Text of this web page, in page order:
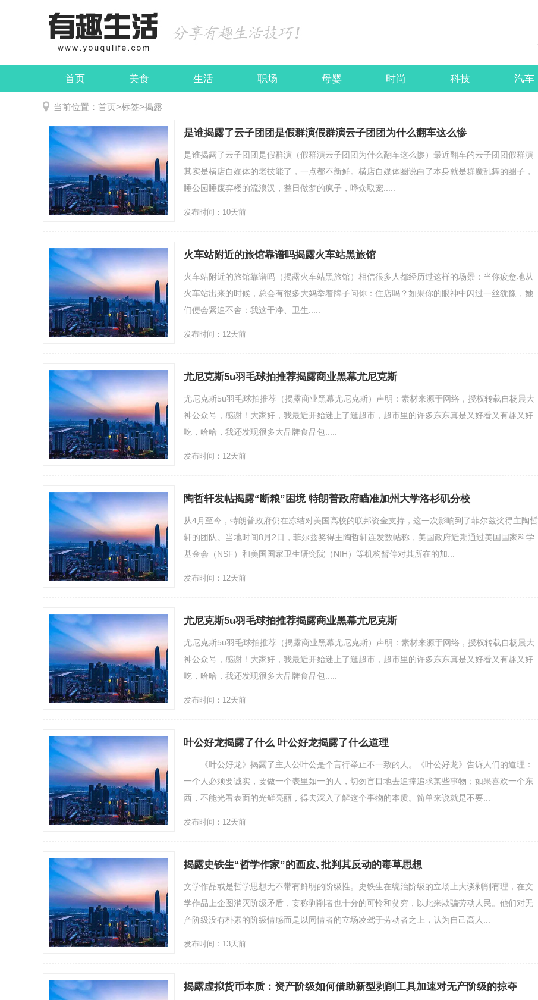
首页 美食 生活 职场 母婴 时尚 科技 汽车
娱乐 民俗
当前位置： 首页>标签>揭露
是谁揭露了云子团团是假群演假群演云子团团为什么翻车这么惨
是谁揭露了云子团团是假群演（假群演云子团团为什么翻车这么惨）最近翻车的云子团团假群演
其实是横店自媒体的老技能了，一点都不新鲜。横店自媒体圈说白了本身就是群魔乱舞的圈子，
睡公园睡废弃楼的流浪汉，整日做梦的疯子，哗众取宠.....
发布时间：10天前
火车站附近的旅馆靠谱吗揭露火车站黑旅馆
火车站附近的旅馆靠谱吗（揭露火车站黑旅馆）相信很多人都经历过这样的场景：当你疲惫地从
火车站出来的时候，总会有很多大妈举着牌子问你：住店吗？如果你的眼神中闪过一丝犹豫，她
们便会紧追不舍：我这干净、卫生.....
发布时间：12天前
尤尼克斯5u羽毛球拍推荐揭露商业黑幕尤尼克斯
尤尼克斯5u羽毛球拍推荐（揭露商业黑幕尤尼克斯）声明：素材来源于网络，授权转载自杨晨大
神公众号，感谢！大家好，我最近开始迷上了逛超市，超市里的许多东东真是又好看又有趣又好
吃，哈哈，我还发现很多大品牌食品包.....
发布时间：12天前
陶哲轩发帖揭露“断粮”困境 特朗普政府瞄准加州大学洛杉矶分校
从4月至今，特朗普政府仍在冻结对美国高校的联邦资金支持，这一次影响到了菲尔兹奖得主陶哲
轩的团队。当地时间8月2日，菲尔兹奖得主陶哲轩连发数帖称，美国政府近期通过美国国家科学
基金会（NSF）和美国国家卫生研究院（NIH）等机构暂停对其所在的加...
发布时间：12天前
尤尼克斯5u羽毛球拍推荐揭露商业黑幕尤尼克斯
尤尼克斯5u羽毛球拍推荐（揭露商业黑幕尤尼克斯）声明：素材来源于网络，授权转载自杨晨大
神公众号，感谢！大家好，我最近开始迷上了逛超市，超市里的许多东东真是又好看又有趣又好
吃，哈哈，我还发现很多大品牌食品包.....
发布时间：12天前
叶公好龙揭露了什么 叶公好龙揭露了什么道理
《叶公好龙》揭露了主人公叶公是个言行举止不一致的人。《叶公好龙》告诉人们的道理：
一个人必须要诚实，要做一个表里如一的人，切勿盲目地去追捧追求某些事物；如果喜欢一个东
西，不能光看表面的光鲜亮丽，得去深入了解这个事物的本质。简单来说就是不要...
发布时间：12天前
揭露史铁生“哲学作家”的画皮､批判其反动的毒草思想
文学作品或是哲学思想无不带有鲜明的阶级性。史铁生在统治阶级的立场上大谈剥削有理，在文
学作品上企图消灭阶级矛盾，妄称剥削者也十分的可怜和贫穷，以此来欺骗劳动人民。他们对无
产阶级没有朴素的阶级情感而是以同情者的立场凌驾于劳动者之上，认为自己高人...
发布时间：13天前
揭露虚拟货币本质：资产阶级如何借助新型剥削工具加速对无产阶级的掠夺